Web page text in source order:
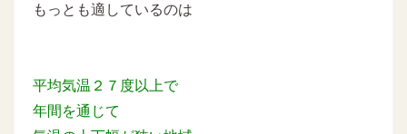
もっとも適しているのは
平均気温２７度以上で
年間を通じて